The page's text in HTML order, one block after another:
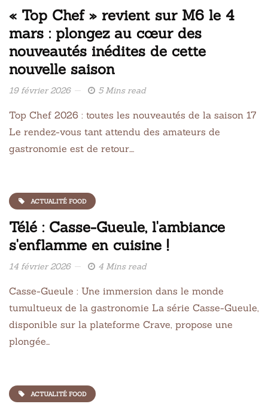
« Top Chef » revient sur M6 le 4
mars : plongez au cœur des
nouveautés inédites de cette
nouvelle saison
19 février 2026 5 Mins read
Top Chef 2026 : toutes les nouveautés de la saison 17
Le rendez-vous tant attendu des amateurs de
gastronomie est de retour….
ACTUALITÉ FOOD
Télé : Casse-Gueule, l'ambiance
s'enflamme en cuisine !
14 février 2026 4 Mins read
Casse-Gueule : Une immersion dans le monde
tumultueux de la gastronomie La série Casse-Gueule,
disponible sur la plateforme Crave, propose une
plongée…
ACTUALITÉ FOOD